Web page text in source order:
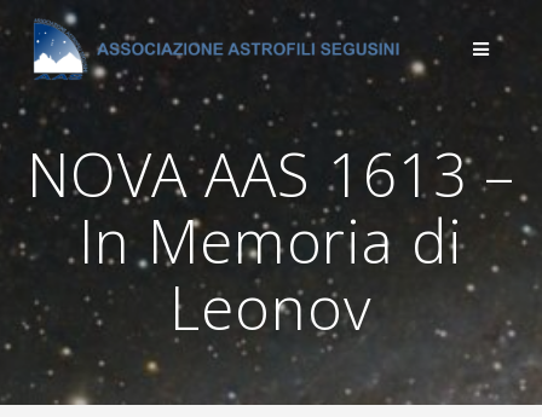
Salta
al
contenuto
NOVA AAS 1613 –
In Memoria di
Leonov